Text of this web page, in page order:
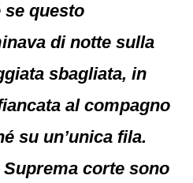
se questo
di notte sulla
sbagliata, in
al compagno
su un’unica fila.
Suprema corte sono